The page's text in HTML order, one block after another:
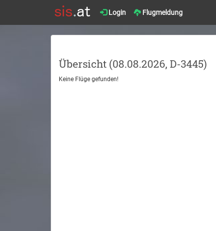
Login Flugmeldung
Übersicht (08.08.2026, D-3445)
Keine Flüge gefunden!